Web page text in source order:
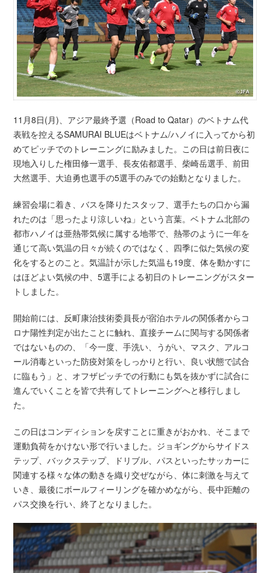
11月8日(月)、アジア最終予選（Road to Qatar）のベトナム代
表戦を控えるSAMURAI BLUEはベトナム/ハノイに入ってから初
めてピッチでのトレーニングに励みました。この日は前日夜に
現地入りした権田修一選手、長友佑都選手、柴崎岳選手、前田
大然選手、大迫勇也選手の5選手のみでの始動となりました。
練習会場に着き、バスを降りたスタッフ、選手たちの口から漏
れたのは「思ったより涼しいね」という言葉。ベトナム北部の
都市ハノイは亜熱帯気候に属する地帯で、熱帯のように一年を
通じて高い気温の日々が続くのではなく、四季に似た気候の変
化をするとのこと。気温計が示した気温も19度、体を動かすに
はほどよい気候の中、5選手による初日のトレーニングがスター
トしました。
開始前には、反町康治技術委員長が宿泊ホテルの関係者からコ
ロナ陽性判定が出たことに触れ、直接チームに関与する関係者
ではないものの、「今一度、手洗い、うがい、マスク、アルコ
ール消毒といった防疫対策をしっかりと行い、良い状態で試合
に臨もう」と、オフザピッチでの行動にも気を抜かずに試合に
進んでいくことを皆で共有してトレーニングへと移行しまし
た。
この日はコンディションを戻すことに重きがおかれ、そこまで
運動負荷をかけない形で行いました。ジョギングからサイドス
テップ、バックステップ、ドリブル、パスといったサッカーに
関連する様々な体の動きを織り交ぜながら、体に刺激を与えて
いき、最後にボールフィーリングを確かめながら、長中距離の
パス交換を行い、終了となりました。